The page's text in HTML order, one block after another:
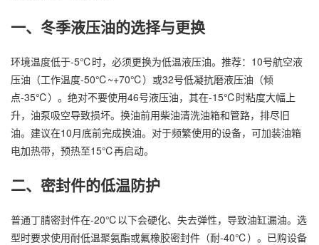
一、冬季液压油的选择与更换
环境温度低于-5℃时，必须更换为低温液压油。推荐：10号航空液
压油（工作温度-50℃~+70℃）或32号低凝抗磨液压油（倾
点-35℃）。绝对不要使用46号液压油，其在-15℃时粘度大幅上
升，油泵吸空导致损坏。换油前用柴油清洗油箱和管路，排尽旧
油。建议在10月底前完成换油。对于频繁使用的设备，可加装油箱
电加热带，预热至15℃再启动。
二、密封件的低温防护
普通丁腈密封件在-20℃以下会硬化、失去弹性，导致油缸漏油。选
型时要求使用耐低温聚氨酯或氟橡胶密封件（耐-40℃）。已购设备